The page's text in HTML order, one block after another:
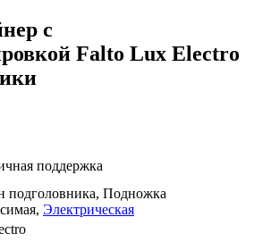
с
Falto Lux Electro
поддержка
подголовника, Подножка
Электрическая